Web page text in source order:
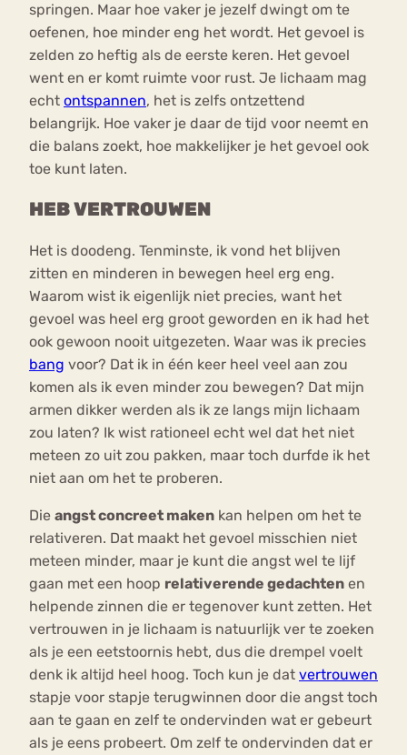
springen. Maar hoe vaker je jezelf dwingt om te
oefenen, hoe minder eng het wordt. Het gevoel is
zelden zo heftig als de eerste keren. Het gevoel
went en er komt ruimte voor rust. Je lichaam mag
echt ontspannen, het is zelfs ontzettend
belangrijk. Hoe vaker je daar de tijd voor neemt en
die balans zoekt, hoe makkelijker je het gevoel ook
toe kunt laten.
HEB VERTROUWEN
Het is doodeng. Tenminste, ik vond het blijven
zitten en minderen in bewegen heel erg eng.
Waarom wist ik eigenlijk niet precies, want het
gevoel was heel erg groot geworden en ik had het
ook gewoon nooit uitgezeten. Waar was ik precies
bang voor? Dat ik in één keer heel veel aan zou
komen als ik even minder zou bewegen? Dat mijn
armen dikker werden als ik ze langs mijn lichaam
zou laten? Ik wist rationeel echt wel dat het niet
meteen zo uit zou pakken, maar toch durfde ik het
niet aan om het te proberen.
Die angst concreet maken kan helpen om het te
relativeren. Dat maakt het gevoel misschien niet
meteen minder, maar je kunt die angst wel te lijf
gaan met een hoop relativerende gedachten en
helpende zinnen die er tegenover kunt zetten. Het
vertrouwen in je lichaam is natuurlijk ver te zoeken
als je een eetstoornis hebt, dus die drempel voelt
denk ik altijd heel hoog. Toch kun je dat vertrouwen
stapje voor stapje terugwinnen door die angst toch
aan te gaan en zelf te ondervinden wat er gebeurt
als je eens probeert. Om zelf te ondervinden dat er